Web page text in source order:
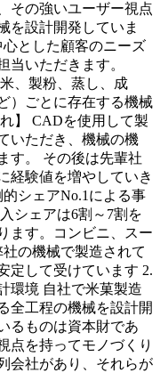
その強いユーザー視点
を設計開発していま
とした顧客のニーズ
当いただきます。
、製粉、蒸し、成
）ごとに存在する機械
】 CADを使用して製
いただき、機械の機
す。 その後は先輩社
経験値を増やしていき
シェアNo.1による事
シェアは6割～7割を
ます。コンビニ、スー
の機械で製造されて
定して受けています 2.
環境 自社で米菓製造
全工程の機械を設計開
るものは資本財であ
点を持ってモノづくり
会社があり、それらが